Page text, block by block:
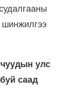
шинжилгээ
улс
саад